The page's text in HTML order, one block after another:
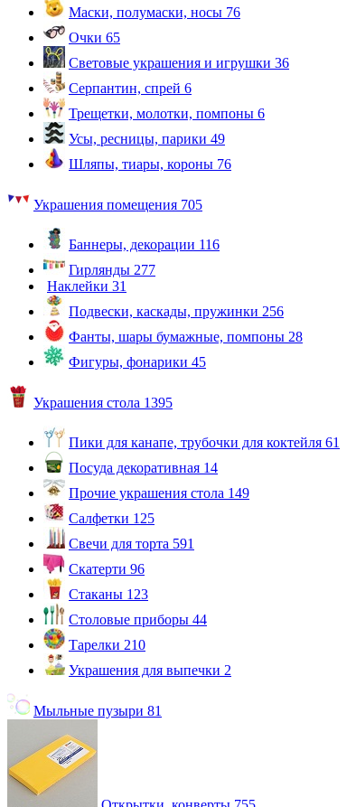
Маски, полумаски, носы 76
Очки 65
Световые украшения и игрушки 36
Серпантин, спрей 6
Трещетки, молотки, помпоны 6
Усы, ресницы, парики 49
Шляпы, тиары, короны 76
Украшения помещения 705
Баннеры, декорации 116
Гирлянды 277
Наклейки 31
Подвески, каскады, пружинки 256
Фанты, шары бумажные, помпоны 28
Фигуры, фонарики 45
Украшения стола 1395
Пики для канапе, трубочки для коктейля 61
Посуда декоративная 14
Прочие украшения стола 149
Салфетки 125
Свечи для торта 591
Скатерти 96
Стаканы 123
Столовые приборы 44
Тарелки 210
Украшения для выпечки 2
Мыльные пузыри 81